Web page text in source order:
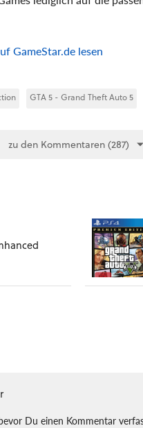
GameStar.de lesen
GTA 5 - Grand Theft Auto 5
zu den Kommentaren (287)
Du einen Kommentar